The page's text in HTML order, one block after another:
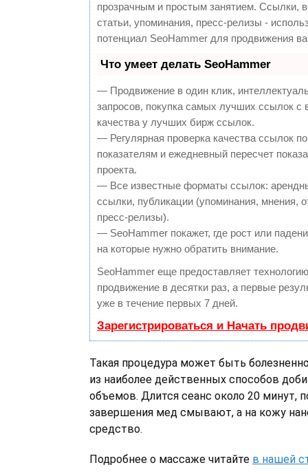
прозрачным и простым занятием. Ссылки,
статьи, упоминания, пресс-релизы -
потенциал SeoHammer для продвижения
Что умеет делать SeoHammer
— Продвижение в один клик,
запросов, покупка самых лучших ссылок с
качества у лучших бирж ссылок.
— Регулярная проверка качества ссылок
показателям и ежедневный пересчет
проекта.
— Все известные форматы ссылок:
ссылки, публикации (упоминания, мнения,
пресс-релизы).
— SeoHammer покажет, где рост или
на которые нужно обратить внимание.
SeoHammer еще предоставляет
продвижение в десятки раз, а первые
уже в течение первых 7 дней.
Зарегистрироваться и Начать
Такая процедура может быть
из наиболее действенных способов
объемов. Длится сеанс около 20 минут,
завершения мед смывают, а на кожу
средство.
Подробнее о массаже читайте в нашей